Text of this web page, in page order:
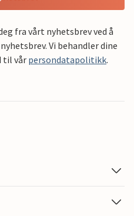
fra vårt nyhetsbrev ved å
Vi behandler dine
til vår persondatapolitikk.